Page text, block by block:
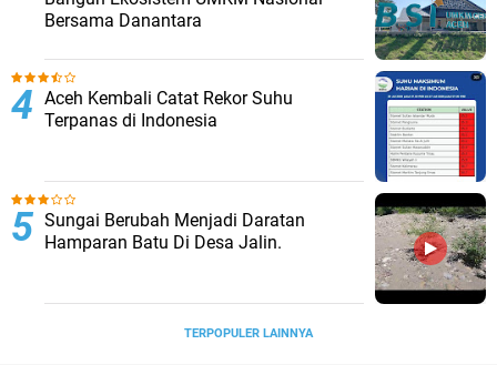
Bersama Danantara
Aceh Kembali Catat Rekor Suhu
Terpanas di Indonesia
Sungai Berubah Menjadi Daratan
Hamparan Batu Di Desa Jalin.
TERPOPULER LAINNYA